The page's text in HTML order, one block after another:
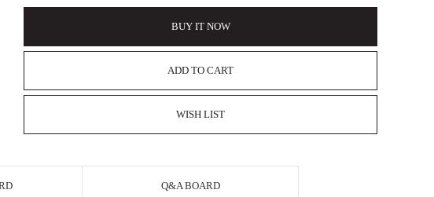
BUY IT NOW
ADD TO CART
WISH LIST
Q&A BOARD